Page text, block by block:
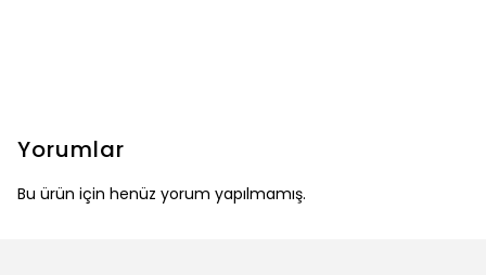
Yorumlar
Bu ürün için henüz yorum yapılmamış.